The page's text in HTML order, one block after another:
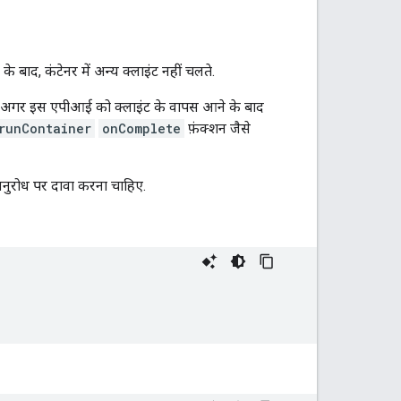
बाद, कंटेनर में अन्य क्लाइंट नहीं चलते.
अगर इस एपीआई को क्लाइंट के वापस आने के बाद
onComplete फ़ंक्शन जैसे
पर दावा करना चाहिए.